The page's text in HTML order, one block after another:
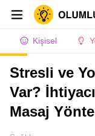
Kişisel
Stresli ve
Var?
Masaj